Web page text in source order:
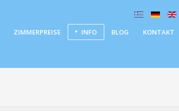
ZIMMERPREISE INFO BLOG KONTAKT